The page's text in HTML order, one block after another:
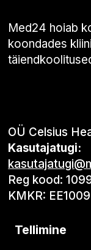
Med24 hoiab
koondades
OÜ Celsius
Kasutajatugi:
Reg kood:
KMKR:
Tellimine